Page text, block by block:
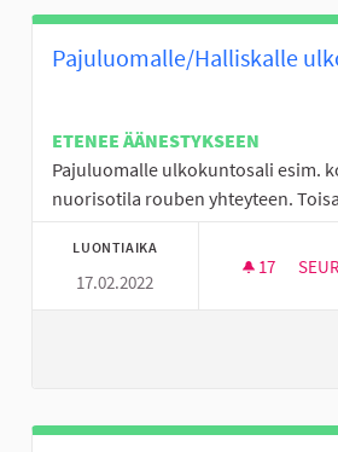
Pajuluomalle/Halliskalle
ETENEE ÄÄNESTYKSEEN
Pajuluomalle ulkokuntosali esim.
nuorisotila rouben yhteyteen.
LUONTIAIKA
17.02.2022
17 17